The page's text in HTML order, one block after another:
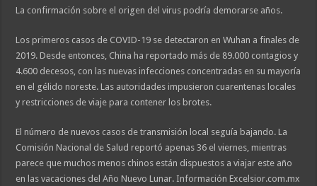
La confirmación sobre el origen del virus podría demorarse años.
Los primeros casos de COVID-19 se detectaron en Wuhan a finales de
2019. Desde entonces, China ha reportado más de 89.000 contagios y
4.600 decesos, con las nuevas infecciones concentradas en su mayoría
en el gélido noreste. Las autoridades impusieron cuarentenas locales
y restricciones de viaje para contener los brotes.
El número de nuevos casos de transmisión local seguía bajando. La
Comisión Nacional de Salud reportó apenas 36 el viernes, mientras
parece que muchos menos chinos están dispuestos a viajar este año
en las vacaciones del Año Nuevo Lunar. Información Excelsior.com.mx